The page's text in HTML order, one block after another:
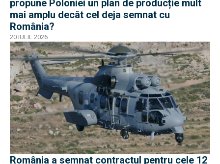
propune Poloniei un plan de producție mult
mai amplu decât cel deja semnat cu
România?
20 IULIE 2026
România a semnat contractul pentru cele 12